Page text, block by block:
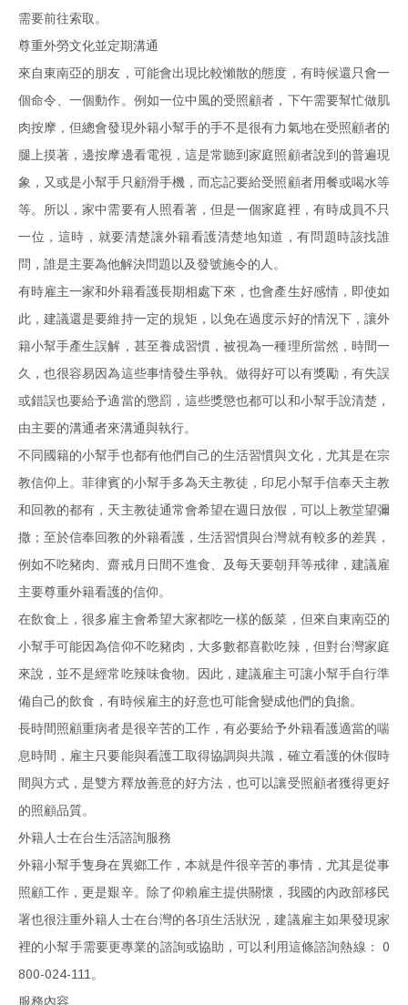
需要前往索取。
尊重外勞文化並定期溝通
來自東南亞的朋友，可能會出現比較懶散的態度，有時候還只會一
個命令、一個動作。例如一位中風的受照顧者，下午需要幫忙做肌
肉按摩，但總會發現外籍小幫手的手不是很有力氣地在受照顧者的
腿上摸著，邊按摩邊看電視，這是常聽到家庭照顧者說到的普遍現
象，又或是小幫手只顧滑手機，而忘記要給受照顧者用餐或喝水等
等。所以，家中需要有人照看著，但是一個家庭裡，有時成員不只
一位，這時，就要清楚讓外籍看護清楚地知道，有問題時該找誰
問，誰是主要為他解決問題以及發號施令的人。
有時雇主一家和外籍看護長期相處下來，也會產生好感情，即使如
此，建議還是要維持一定的規矩，以免在過度示好的情況下，讓外
籍小幫手產生誤解，甚至養成習慣，被視為一種理所當然，時間一
久，也很容易因為這些事情發生爭執。做得好可以有獎勵，有失誤
或錯誤也要給予適當的懲罰，這些獎懲也都可以和小幫手說清楚，
由主要的溝通者來溝通與執行。
不同國籍的小幫手也都有他們自己的生活習慣與文化，尤其是在宗
教信仰上。菲律賓的小幫手多為天主教徒，印尼小幫手信奉天主教
和回教的都有，天主教徒通常會希望在週日放假，可以上教堂望彌
撒；至於信奉回教的外籍看護，生活習慣與台灣就有較多的差異，
例如不吃豬肉、齋戒月日間不進食、及每天要朝拜等戒律，建議雇
主要尊重外籍看護的信仰。
在飲食上，很多雇主會希望大家都吃一樣的飯菜，但來自東南亞的
小幫手可能因為信仰不吃豬肉，大多數都喜歡吃辣，但對台灣家庭
來說，並不是經常吃辣味食物。因此，建議雇主可讓小幫手自行準
備自己的飲食，有時候雇主的好意也可能會變成他們的負擔。
長時間照顧重病者是很辛苦的工作，有必要給予外籍看護適當的喘
息時間，雇主只要能與看護工取得協調與共識，確立看護的休假時
間與方式，是雙方釋放善意的好方法，也可以讓受照顧者獲得更好
的照顧品質。
外籍人士在台生活諮詢服務
外籍小幫手隻身在異鄉工作，本就是件很辛苦的事情，尤其是從事
照顧工作，更是艱辛。除了仰賴雇主提供關懷，我國的內政部移民
署也很注重外籍人士在台灣的各項生活狀況，建議雇主如果發現家
裡的小幫手需要更專業的諮詢或協助，可以利用這條諮詢熱線： 0
800-024-111。
服務內容